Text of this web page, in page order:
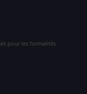
pour les formalités